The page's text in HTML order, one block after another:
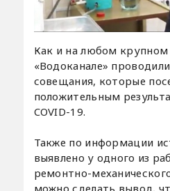
Как и на любом крупном
«Водоканале»
совещания, которые
положительным
COVID-19.
Также по информации
выявлено у одного из
ремонтно-
можно сделать вывод,